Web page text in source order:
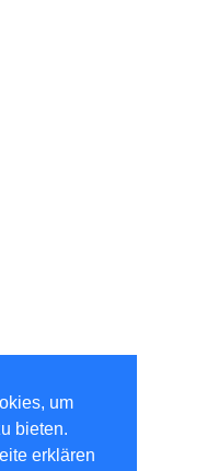
um
bieten.
erklären